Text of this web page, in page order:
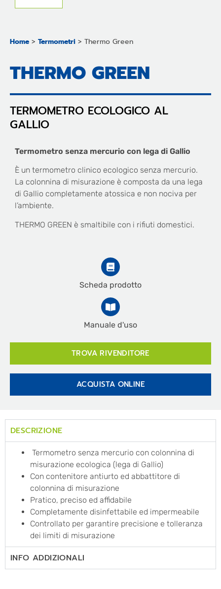
Home > Termometri > Thermo Green
THERMO GREEN
TERMOMETRO ECOLOGICO AL
GALLIO
Termometro senza mercurio con lega di Gallio
È un termometro clinico ecologico senza mercurio.
La colonnina di misurazione è composta da una lega
di Gallio completamente atossica e non nociva per
l’ambiente.
THERMO GREEN è smaltibile con i rifiuti domestici.
Scheda prodotto
Manuale d'uso
TROVA RIVENDITORE
ACQUISTA ONLINE
DESCRIZIONE
Termometro senza mercurio con colonnina di
misurazione ecologica (lega di Gallio)
Con contenitore antiurto ed abbattitore di
colonnina di misurazione
Pratico, preciso ed affidabile
Completamente disinfettabile ed impermeabile
Controllato per garantire precisione e tolleranza
dei limiti di misurazione
INFO ADDIZIONALI